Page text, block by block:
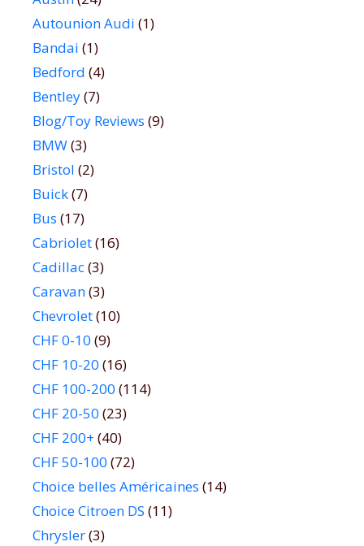
Autounion Audi (1)
Bandai (1)
Bedford (4)
Bentley(7)
Blog/Toy Reviews (9)
BMW(3)
Bristol (2)
Buick(7)
Bus (17)
Cabriolet(16)
Cadillac(3)
Caravan(3)
Chevrolet(10)
CHF 0-10 (9)
CHF 10-20 (16)
CHF 100-200 (114)
CHF 20-50 (23)
CHF 200+ (40)
CHF 50-100 (72)
Choice belles Américaines (14)
Choice Citroen DS (11)
Chrysler(3)